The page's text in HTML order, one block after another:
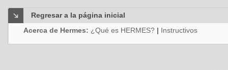
Regresar a la página inicial
Acerca de Hermes: ¿Qué es HERMES? | Instructivos